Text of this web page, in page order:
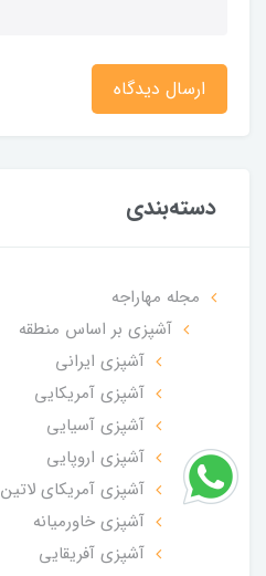
ارسال دیدگاه
دسته‌بندی
مجله مهاراجه
آشپزی بر اساس منطقه
آشپزی ایرانی
آشپزی آمریکایی
آشپزی آسیایی
آشپزی اروپایی
آشپزی آمریکای لاتین
آشپزی خاورمیانه
آشپزی آفریقایی